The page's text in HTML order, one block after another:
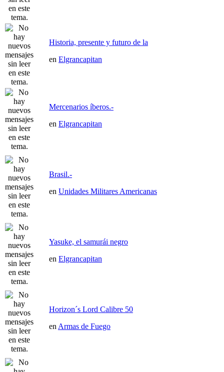
Historia, presente y futuro de la
en Elgrancapitan
Mercenarios íberos.-
en Elgrancapitan
Brasil.-
en Unidades Militares Americanas
Yasuke, el samurái negro
en Elgrancapitan
Horizon´s Lord Calibre 50
en Armas de Fuego